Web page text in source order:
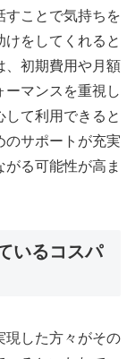
すことで気持ちを
をしてくれると
、初期費用や月額
ーマンスを重視し
て利用できると
のサポートが充実
る可能性が高ま
いるコスパ
現した方々がその